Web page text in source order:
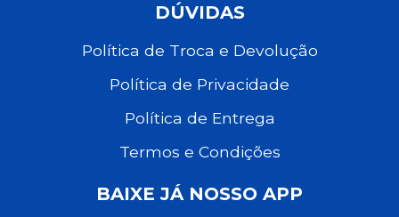
DÚVIDAS
Política de Troca e Devolução
Política de Privacidade
Política de Entrega
Termos e Condições
BAIXE JÁ NOSSO APP